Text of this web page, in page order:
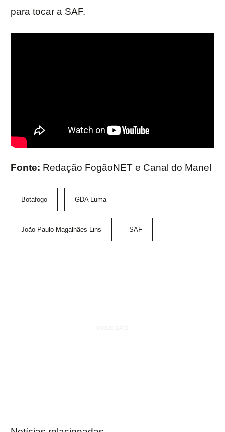
para tocar a SAF.
Fonte: Redação FogãoNET e Canal do Manel
Botafogo GDA Luma
João Paulo Magalhães Lins SAF